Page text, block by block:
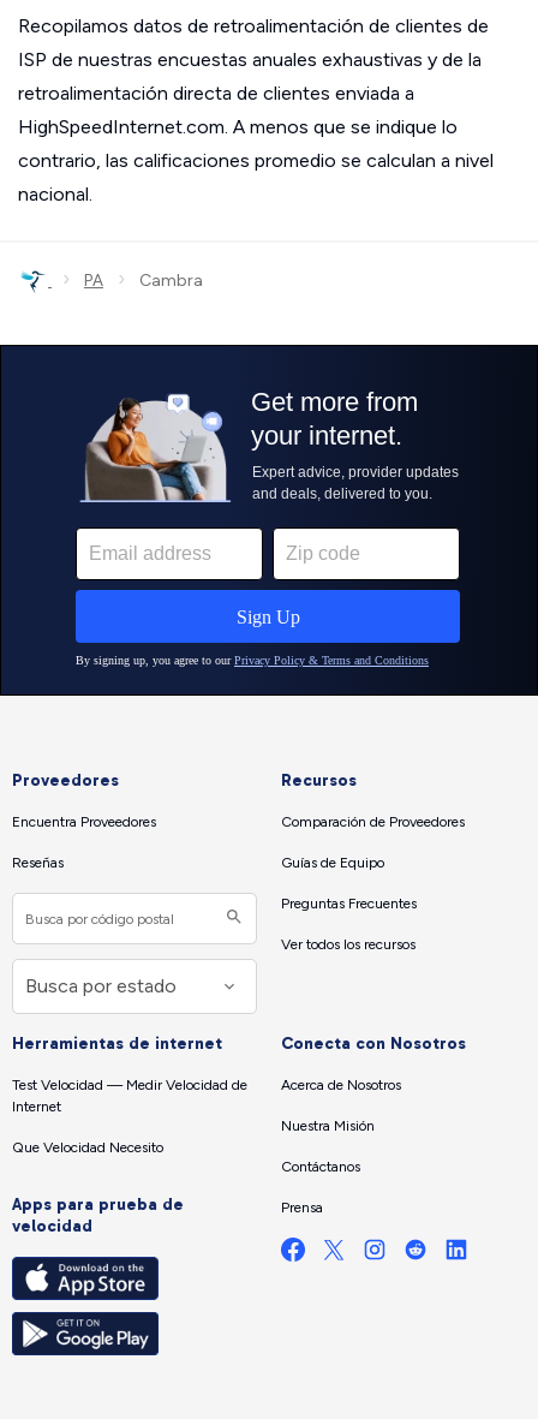
Recopilamos datos de retroalimentación de clientes de
ISP de nuestras encuestas anuales exhaustivas y de la
retroalimentación directa de clientes enviada a
HighSpeedInternet.com. A menos que se indique lo
contrario, las calificaciones promedio se calculan a nivel
nacional.
› PA › Cambra
Proveedores
Encuentra Proveedores
Reseñas
Recursos
Comparación de Proveedores
Guías de Equipo
Preguntas Frecuentes
Ver todos los recursos
Herramientas de internet
Test Velocidad — Medir Velocidad de
Internet
Que Velocidad Necesito
Apps para prueba de
velocidad
Conecta con Nosotros
Acerca de Nosotros
Nuestra Misión
Contáctanos
Prensa